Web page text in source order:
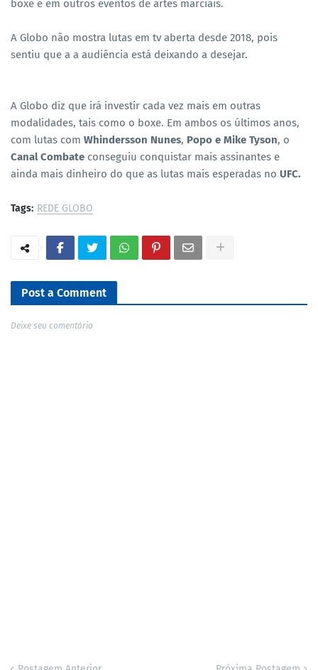
boxe e em outros eventos de artes marciais.
A Globo não mostra lutas em tv aberta desde 2018, pois
sentiu que a a audiência está deixando a desejar.
A Globo diz que irá investir cada vez mais em outras
modalidades, tais como o boxe. Em ambos os últimos anos,
com lutas com Whindersson Nunes, Popo e Mike Tyson, o
Canal Combate conseguiu conquistar mais assinantes e
ainda mais dinheiro do que as lutas mais esperadas no UFC.
Tags: REDE GLOBO
Post a Comment
Deixe seu comentário